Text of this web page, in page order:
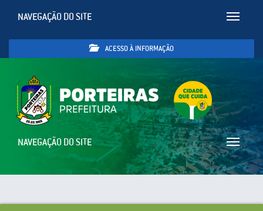
Toggle
NAVEGAÇÃO DO SITE
ACESSO À INFORMAÇÃO
Toggle
NAVEGAÇÃO DO SITE